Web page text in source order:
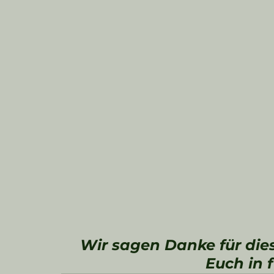
Wir sagen Danke für
Euch in